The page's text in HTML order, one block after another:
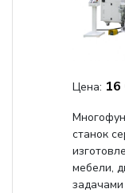
Цена: 16
станок
мебели,